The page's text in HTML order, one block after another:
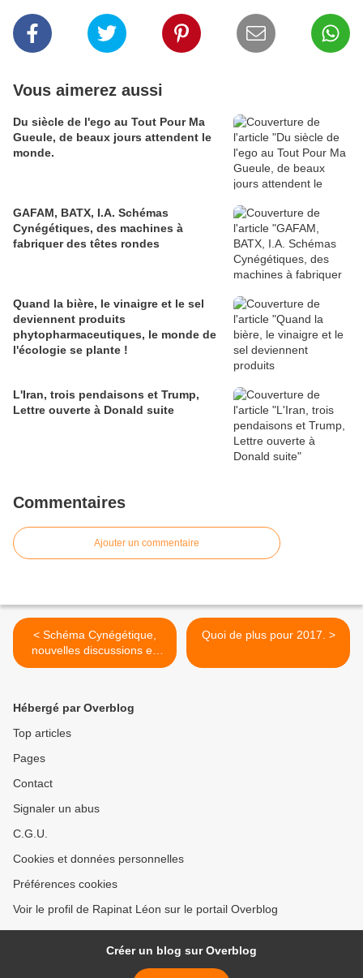
Vous aimerez aussi
Du siècle de l'ego au Tout Pour Ma
Gueule, de beaux jours attendent le
monde.
GAFAM, BATX, I.A. Schémas
Cynégétiques, des machines à
fabriquer des têtes rondes
Quand la bière, le vinaigre et le sel
deviennent produits
phytopharmaceutiques, le monde de
l'écologie se plante !
L'Iran, trois pendaisons et Trump,
Lettre ouverte à Donald suite
Commentaires
Ajouter un commentaire
< Schéma Cynégétique,
nouvelles discussions en
vue, nouveaux grignotages
Quoi de plus pour 2017. >
Hébergé par Overblog
Top articles
Pages
Contact
Signaler un abus
C.G.U.
Cookies et données personnelles
Préférences cookies
Voir le profil de Rapinat Léon sur le portail Overblog
Créer un blog sur Overblog